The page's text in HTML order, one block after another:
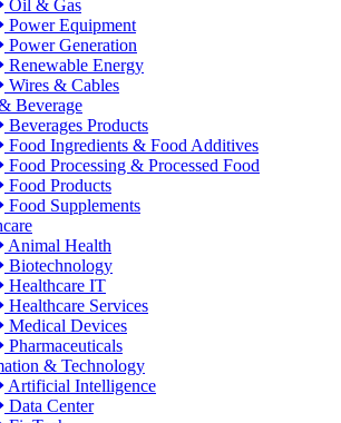
Oil & Gas
Power Equipment
Power Generation
Renewable Energy
Wires & Cables
Beverage
Beverages Products
Food Ingredients & Food Additives
Food Processing & Processed Food
Food Products
Food Supplements
Animal Health
Biotechnology
Healthcare IT
Healthcare Services
Medical Devices
Pharmaceuticals
& Technology
Artificial Intelligence
Data Center